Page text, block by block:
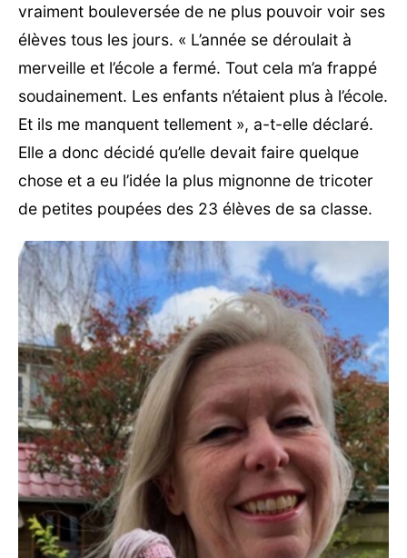
vraiment bouleversée de ne plus pouvoir voir ses
élèves tous les jours. « L’année se déroulait à
merveille et l’école a fermé. Tout cela m’a frappé
soudainement. Les enfants n’étaient plus à l’école.
Et ils me manquent tellement », a-t-elle déclaré.
Elle a donc décidé qu’elle devait faire quelque
chose et a eu l’idée la plus mignonne de tricoter
de petites poupées des 23 élèves de sa classe.